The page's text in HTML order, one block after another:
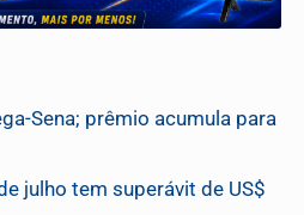
Sena; prêmio acumula para
julho tem superávit de US$